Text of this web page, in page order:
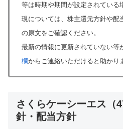
等は時期や期間が設定されている
現については、株主還元方針や配
の原文をご確認ください。
最新の情報に更新されていない等
欄からご連絡いただけると助かり
さくらケーシーエス（
針・配当方針